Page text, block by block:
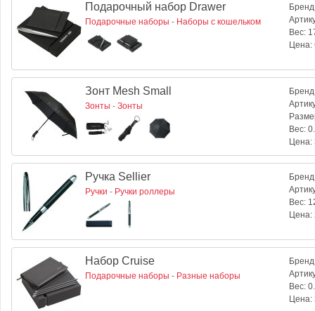
Подарочный набор Drawer
Подарочные наборы - Наборы с кошельком
Вес:
Цена:
Зонт Mesh Small
Зонты - Зонты
Вес:
Цена:
Ручка Sellier
Ручки - Ручки роллеры
Вес:
Цена:
Набор Cruise
Подарочные наборы - Разные наборы
Вес:
Цена: